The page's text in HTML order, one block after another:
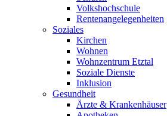
Volkshochschule
Rentenangelegenheiten
Soziales
Kirchen
Wohnen
Wohnzentrum Etztal
Soziale Dienste
Inklusion
Gesundheit
Ärzte & Krankenhäuser